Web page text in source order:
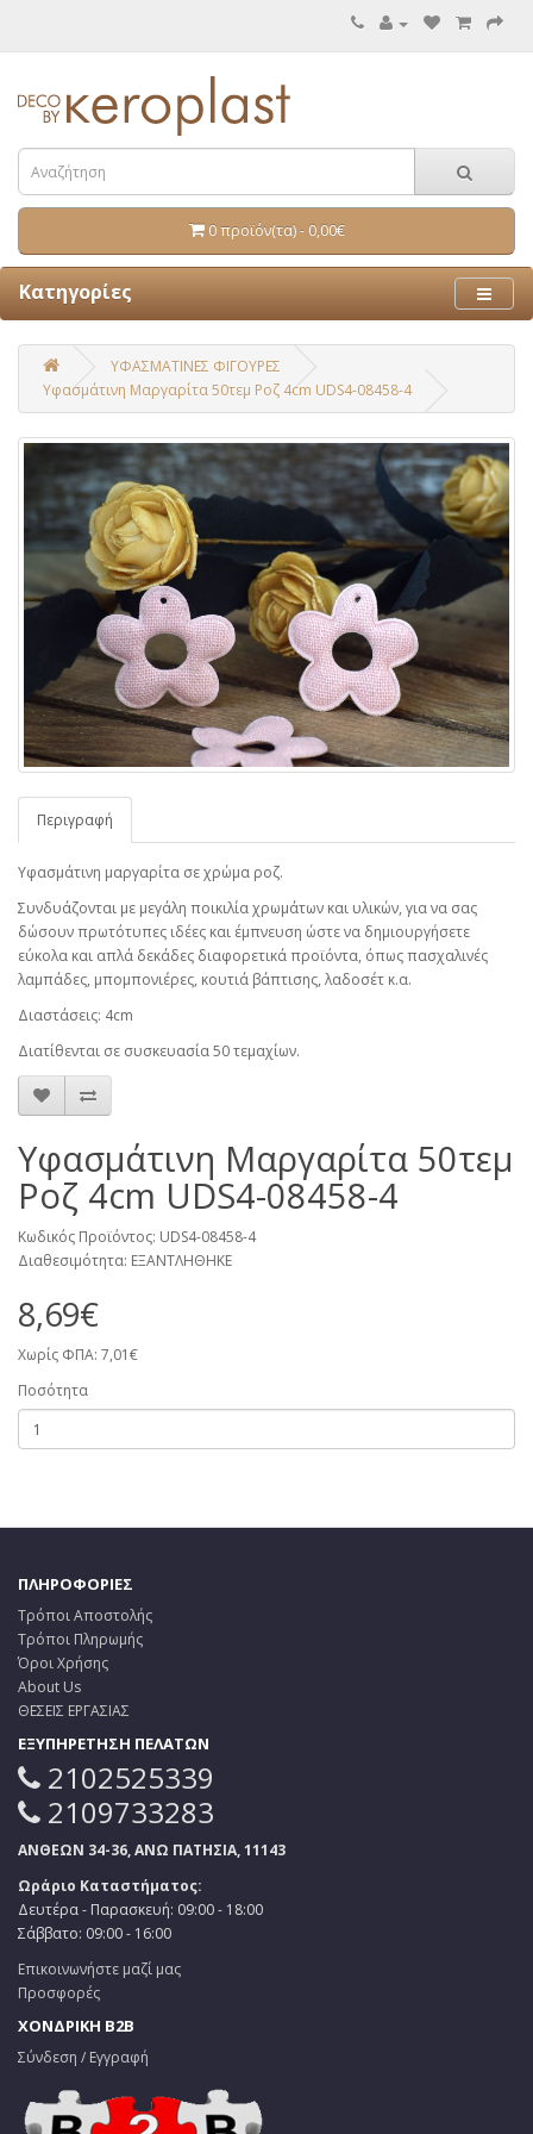
0 προϊόν(τα) - 0,00€
Κατηγορίες
ΥΦΑΣΜΑΤΙΝΕΣ ΦΙΓΟΥΡΕΣ
Υφασμάτινη Μαργαρίτα 50τεμ Ροζ 4cm UDS4-08458-4
Περιγραφή
Υφασμάτινη μαργαρίτα σε χρώμα ροζ.
Συνδυάζονται με μεγάλη ποικιλία χρωμάτων και υλικών, για να σας
δώσουν πρωτότυπες ιδέες και έμπνευση ώστε να δημιουργήσετε
εύκολα και απλά δεκάδες διαφορετικά προϊόντα, όπως πασχαλινές
λαμπάδες, μπομπονιέρες, κουτιά βάπτισης, λαδοσέτ κ.α.
Διαστάσεις: 4cm
Διατίθενται σε συσκευασία 50 τεμαχίων.
Υφασμάτινη Μαργαρίτα 50τεμ
Ροζ 4cm UDS4-08458-4
Κωδικός Προϊόντος: UDS4-08458-4
Διαθεσιμότητα: ΕΞΑΝΤΛΗΘΗΚΕ
8,69€
Χωρίς ΦΠΑ: 7,01€
Ποσότητα
ΠΛΗΡΟΦΟΡΙΕΣ
Τρόποι Αποστολής
Τρόποι Πληρωμής
Όροι Χρήσης
About Us
ΘΕΣΕΙΣ ΕΡΓΑΣΙΑΣ
ΕΞΥΠΗΡΕΤΗΣΗ ΠΕΛΑΤΩΝ
2102525339
2109733283
ΑΝΘΕΩΝ 34-36, ΑΝΩ ΠΑΤΗΣΙΑ, 11143
Ωράριο Καταστήματος:
Δευτέρα - Παρασκευή: 09:00 - 18:00
Σάββατο: 09:00 - 16:00
Επικοινωνήστε μαζί μας
Προσφορές
ΧΟΝΔΡΙΚΗ B2B
Σύνδεση / Εγγραφή